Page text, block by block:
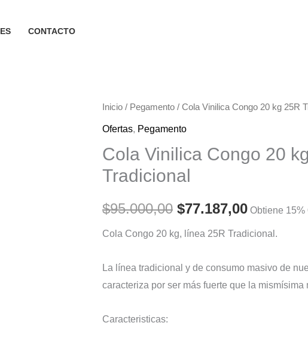
CONTACTO
Inicio / Pegamento / Cola Vinilica Congo 20 kg 25R
Ofertas, Pegamento
Cola Vinilica Congo 20
Tradicional
$95.000,00 Original
price
was:
$95.000,00.
$77.187,00Current
price
Obtiene 15%
Cola Congo 20 kg, línea 25R Tradicional.
La línea tradicional y de consumo masivo de
caracteriza por ser más fuerte que la mismísima
Caracteristicas: